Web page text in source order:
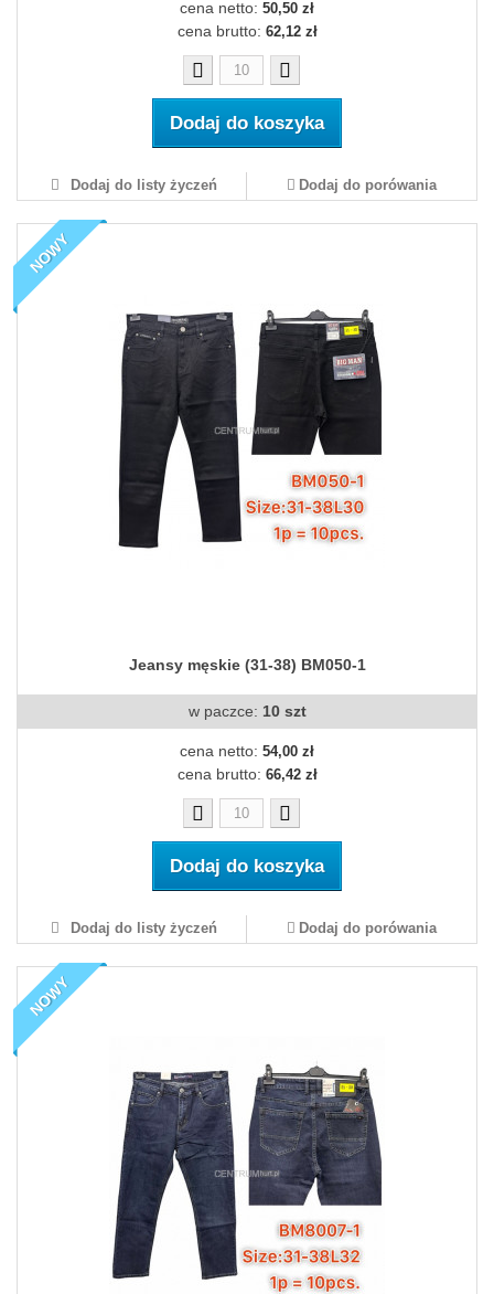
cena netto: 50,50 zł
cena brutto: 62,12 zł
Dodaj do koszyka
Dodaj do listy życzeń Dodaj do porówania
NOWY
Jeansy męskie (31-38) BM050-1
w paczce: 10 szt
cena netto: 54,00 zł
cena brutto: 66,42 zł
Dodaj do koszyka
Dodaj do listy życzeń Dodaj do porówania
NOWY